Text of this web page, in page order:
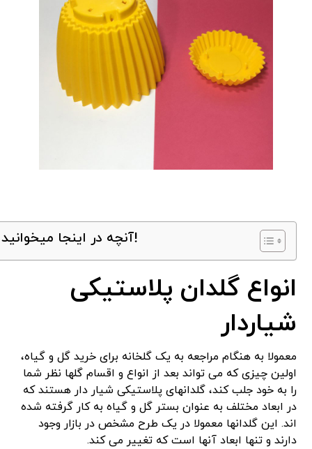
آنچه در اینجا میخوانید!
انواع گلدان پلاستیکی
شیاردار
معمولا به هنگام مراجعه به یک گلخانه برای خرید گل و گیاه،
اولین چیزی که می تواند بعد از انواع و اقسام گلها نظر شما
را به خود جلب کند، گلدانهای پلاستیکی شیار دار هستند که
در ابعاد مختلف به عنوان بستر گل و گیاه به کار گرفته شده
اند. این گلدانها معمولا در یک طرح مشخص در بازار وجود
دارند و تنها ابعاد آنها است که تغییر می کند.